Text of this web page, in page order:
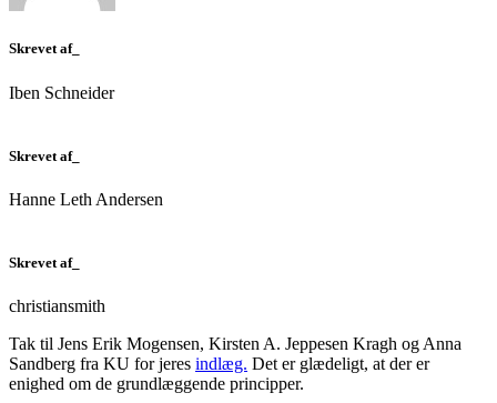
Skrevet af_
Iben Schneider
Skrevet af_
Hanne Leth Andersen
Skrevet af_
christiansmith
Tak til Jens Erik Mogensen, Kirsten A. Jeppesen Kragh og Anna
Sandberg fra KU for jeres indlæg. Det er glædeligt, at der er
enighed om de grundlæggende principper.